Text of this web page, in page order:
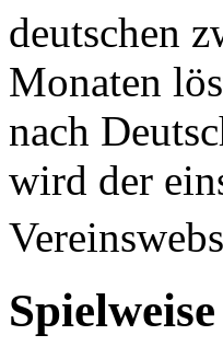
deutschen
Monaten
nach
wird der
Spielweise